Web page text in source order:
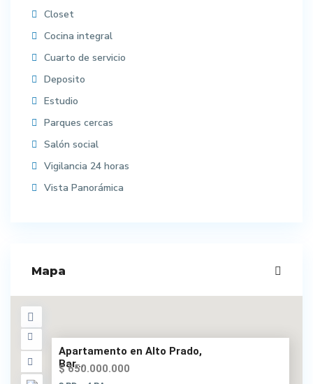
Closet
Cocina integral
Cuarto de servicio
Deposito
Estudio
Parques cercas
Salón social
Vigilancia 24 horas
Vista Panorámica
Mapa
Apartamento en Alto Prado,
Bar...
$ 650.000.000